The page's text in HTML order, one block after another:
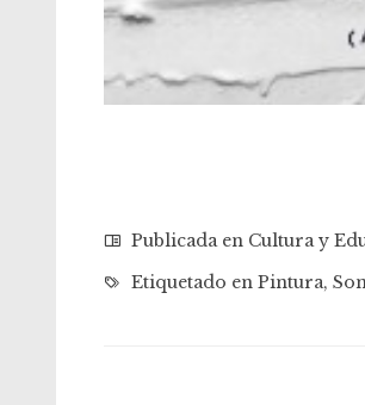
Publicada en Cultura y
Etiquetado en Pintura,